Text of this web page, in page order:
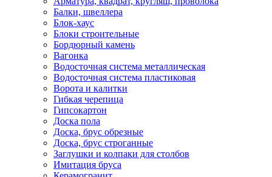
Балки, швеллера
Блок-хаус
Блоки строительные
Бордюрный камень
Вагонка
Водосточная система металлическая
Водосточная система пластиковая
Ворота и калитки
Гибкая черепица
Гипсокартон
Доска пола
Доска, брус обрезные
Доска, брус строганные
Заглушки и колпаки для столбов
Имитация бруса